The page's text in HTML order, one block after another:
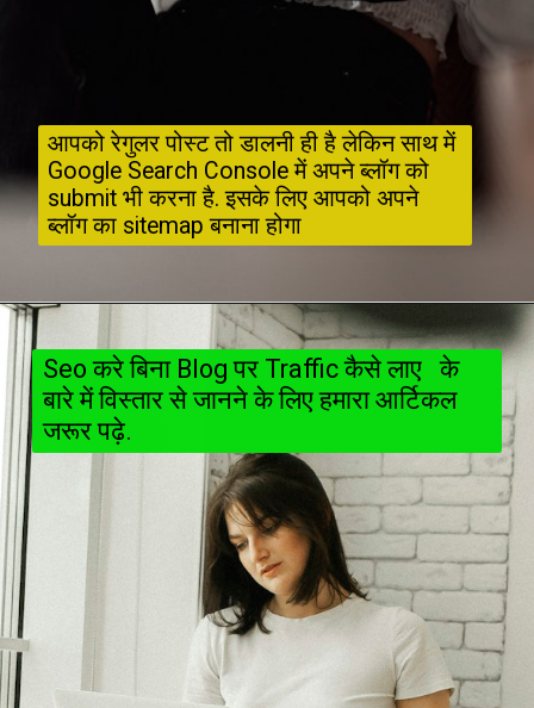
आपको रेगुलर पोस्ट तो डालनी ही है लेकिन साथ में
Google Search Console में अपने ब्लॉग को
submit भी करना है. इसके लिए आपको अपने
ब्लॉग का sitemap बनाना होगा
Seo करे बिना Blog पर Traffic कैसे लाए   के
बारे में विस्तार से जानने के लिए हमारा आर्टिकल
जरूर पढ़े.